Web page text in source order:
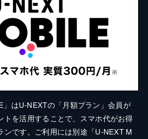
」はU-NEXTの「月額プラン」会員が
トを活用することで、スマホ代がお得
ンです。ご利用には別途「U-NEXT M